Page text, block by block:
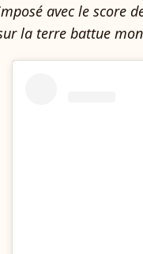
avec le score
la terre battue